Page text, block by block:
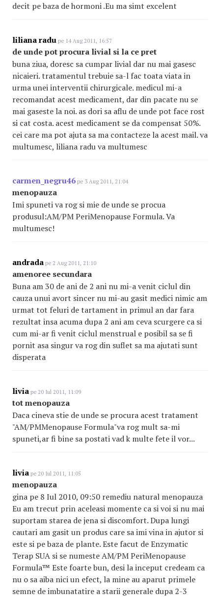
decit pe baza de hormoni .Eu ma simt excelent
liliana radu pe 14 Aug 2011, 16:57
de unde pot procura livial si la ce pret
buna ziua, doresc sa cumpar livial dar nu mai gasesc
nicaieri. tratamentul trebuie sa-l fac toata viata in
urma unei interventii chirurgicale. medicul mi-a
recomandat acest medicament, dar din pacate nu se
mai gaseste la noi. as dori sa aflu de unde pot face rost
si cat costa. acest medicament se da compensat 50%.
cei care ma pot ajuta sa ma contacteze la acest mail. va
multumesc, liliana radu va multumesc
carmen_negru46 pe 3 Aug 2011, 21:04
menopauza
Imi spuneti va rog si mie de unde se procua
produsul:AM/PM PeriMenopause Formula. Va
multumesc!
andrada pe 2 Aug 2011, 21:10
amenoree secundara
Buna am 30 de ani de 2 ani nu mi-a venit ciclul din
cauza unui avort sincer nu mi-au gasit medici nimic am
urmat tot feluri de tartament in primul an dar fara
rezultat insa acuma dupa 2 ani am ceva scurgere ca si
cum mi-ar fi venit ciclul menstrual e posibil sa se fi
pornit asa singur va rog din suflet sa ma ajutati sunt
disperata
livia pe 20 Iul 2011, 11:09
tot menopauza
Daca cineva stie de unde se procura acest tratament
"AM/PMMenopause Formula"va rog mult sa-mi
spuneti,ar fi bine sa postati vad k multe fete il vor...
livia pe 20 Iul 2011, 11:05
menopauza
gina pe 8 Iul 2010, 09:50 remediu natural menopauza
Eu am trecut prin aceleasi momente ca si voi si nu mai
suportam starea de jena si discomfort. Dupa lungi
cautari am gasit un produs care sa imi vina in ajutor si
este si pe baza de plante. Este facut de Enzymatic
Terap SUA si se numeste AM/PM PeriMenopause
Formula™ Este foarte bun, desi la inceput credeam ca
nu o sa aiba nici un efect, la mine au aparut primele
semne de imbunatatire a starii generale dupa 2-3